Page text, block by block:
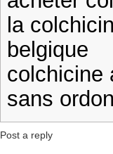
la
belgique
colchicine
sans
Post a reply